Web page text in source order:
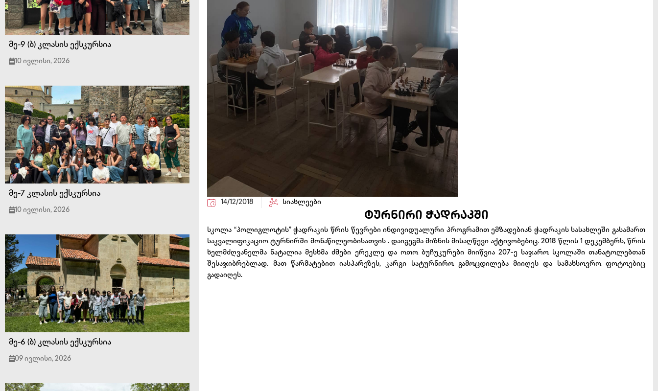
მე-9 (ბ) კლასის ექსკურსია
10 ივლისი, 2026
მე-7 კლასის ექსკურსია
10 ივლისი, 2026
მე-6 (ბ) კლასის ექსკურსია
09 ივლისი, 2026
14/12/2018 სიახლეები
ტურნირი ჭადრაკში
სკოლა “პოლიგლოტის” ჭადრაკის წრის წევრები ინდივიდუალური პროგრამით ემზადებიან ჭადრაკის სასახლეში გასამართ
საკვალიფიკაციო ტურნირში მონაწილეობისათვის . დაიგეგმა მიზნის მისაღწევი აქტივობებიც. 2018 წლის 1 დეკემბერს, წრის
ხელმძღვანელმა ნატალია მესხმა ძმები ერეკლე და ოთო ბუჩუკურები მიიწვია 207-ე საჯარო სკოლაში თანატოლებთან
შესაჯიბრებლად. მათ წარმატებით იასპარეზეს, კარგი სატურნირო გამოცდილება მიიღეს და სამახსოვრო ფოტოებიც
გადაიღეს.